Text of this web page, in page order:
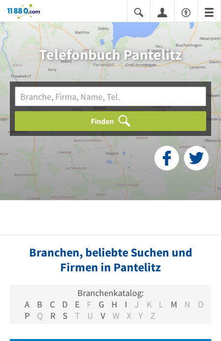
11880.com
Telefonbuch Pantelitz
Finden
Branchen, beliebte Suchen und
Firmen in Pantelitz
Branchenkatalog:
A
B C D E F G H I J K L M N
O
P
Q R S T U V W X Y Z